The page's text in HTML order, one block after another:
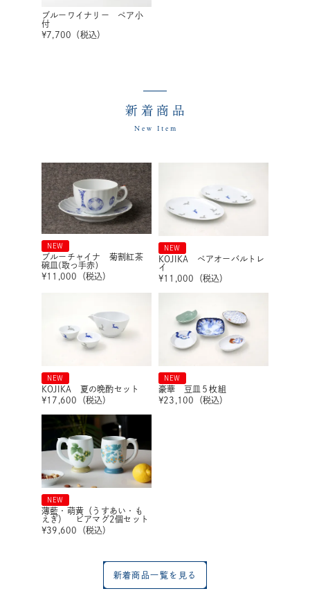
ブルーワイナリー ペア小
付
¥7,700 （税込）
新着商品
New Item
NEW
ブルーチャイナ 菊割紅茶
碗皿(取っ手赤)
¥11,000 （税込）
NEW
KOJIKA ペアオーバルトレ
イ
¥11,000 （税込）
NEW
KOJIKA 夏の晩酌セット
¥17,600 （税込）
NEW
豪華 豆皿５枚組
¥23,100 （税込）
NEW
薄藍・萌黄（うすあい・も
えぎ） ビアマグ2個セット
¥39,600 （税込）
新着商品一覧を見る